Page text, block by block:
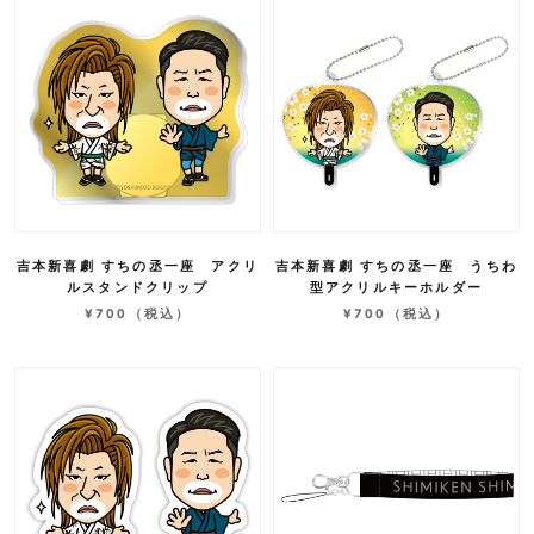
吉本新喜劇 すちの丞一座 アクリ
ルスタンドクリップ
¥700
（税込）
吉本新喜劇 すちの丞一座 うちわ
型アクリルキーホルダー
¥700
（税込）